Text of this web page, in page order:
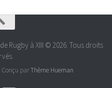
Rugby à XIII © 2026. Tous droits
parThème Hueman